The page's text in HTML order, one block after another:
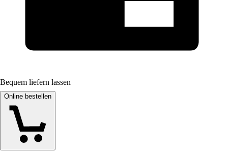
Bequem liefern lassen
Online bestellen